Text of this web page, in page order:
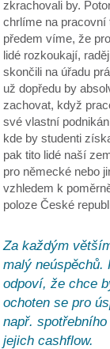
zkrachovali by.
chrlíme na
předem víme, že
lidé rozkoukají,
skončili na úřadu
už dopředu by
zachovat, když
své vlastní
kde by studenti
pak tito lidé naší
pro německé nebo
vzhledem k
poloze České
Za každým
malý neúspěchů.
odpoví, že chce
ochoten se pro
např.
jejich cashflow.